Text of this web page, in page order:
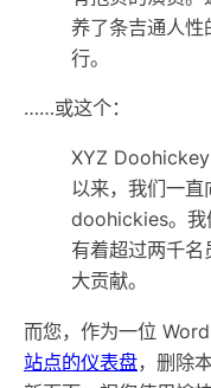
养了条吉通人性
行。
……或这个：
XYZ Doohickey
以来，我们一
doohickies。我
有着超过两千
大贡献。
而您，作为一位
站点的仪表盘，删除